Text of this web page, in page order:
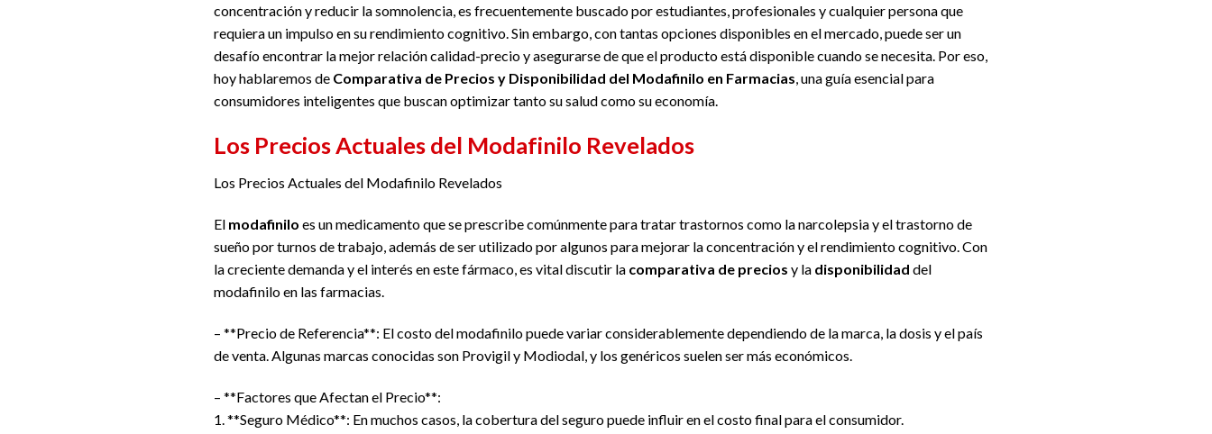
concentración y reducir la somnolencia, es frecuentemente buscado por estudiantes, profesionales y cualquier persona que
requiera un impulso en su rendimiento cognitivo. Sin embargo, con tantas opciones disponibles en el mercado, puede ser un
desafío encontrar la mejor relación calidad-precio y asegurarse de que el producto está disponible cuando se necesita. Por eso,
hoy hablaremos de Comparativa de Precios y Disponibilidad del Modafinilo en Farmacias, una guía esencial para
consumidores inteligentes que buscan optimizar tanto su salud como su economía.
Los Precios Actuales del Modafinilo Revelados
Los Precios Actuales del Modafinilo Revelados
El modafinilo es un medicamento que se prescribe comúnmente para tratar trastornos como la narcolepsia y el trastorno de
sueño por turnos de trabajo, además de ser utilizado por algunos para mejorar la concentración y el rendimiento cognitivo. Con
la creciente demanda y el interés en este fármaco, es vital discutir la comparativa de precios y la disponibilidad del
modafinilo en las farmacias.
– **Precio de Referencia**: El costo del modafinilo puede variar considerablemente dependiendo de la marca, la dosis y el país
de venta. Algunas marcas conocidas son Provigil y Modiodal, y los genéricos suelen ser más económicos.
– **Factores que Afectan el Precio**:
1. **Seguro Médico**: En muchos casos, la cobertura del seguro puede influir en el costo final para el consumidor.